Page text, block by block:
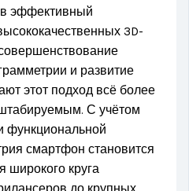
эффективный
3D-
и развитие
этот подход всё более
С учётом
функциональной
смартфон становится
широкого круга